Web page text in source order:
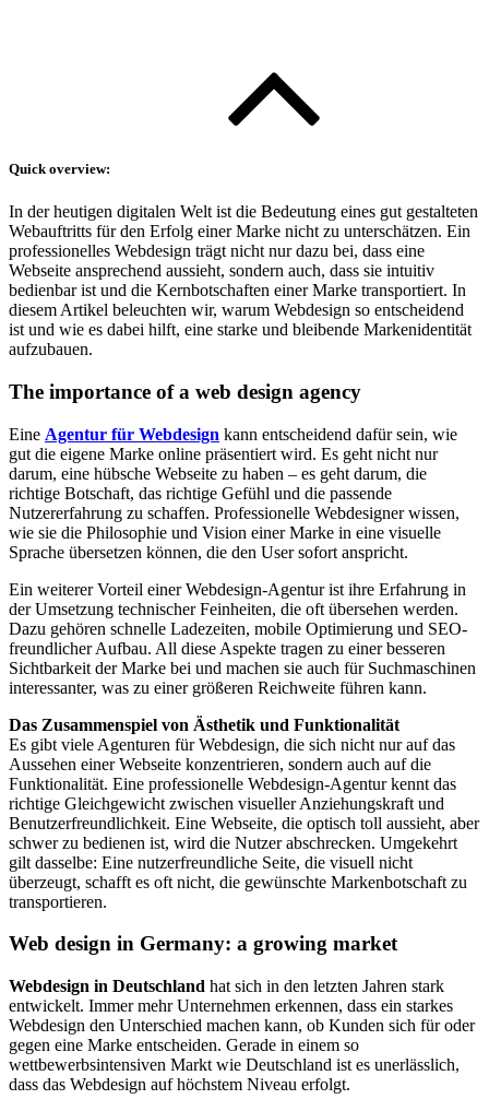
Quick overview:
In der heutigen digitalen Welt ist die Bedeutung eines gut gestalteten
Webauftritts für den Erfolg einer Marke nicht zu unterschätzen. Ein
professionelles Webdesign trägt nicht nur dazu bei, dass eine
Webseite ansprechend aussieht, sondern auch, dass sie intuitiv
bedienbar ist und die Kernbotschaften einer Marke transportiert. In
diesem Artikel beleuchten wir, warum Webdesign so entscheidend
ist und wie es dabei hilft, eine starke und bleibende Markenidentität
aufzubauen.
The importance of a web design agency
Eine Agentur für Webdesign kann entscheidend dafür sein, wie
gut die eigene Marke online präsentiert wird. Es geht nicht nur
darum, eine hübsche Webseite zu haben – es geht darum, die
richtige Botschaft, das richtige Gefühl und die passende
Nutzererfahrung zu schaffen. Professionelle Webdesigner wissen,
wie sie die Philosophie und Vision einer Marke in eine visuelle
Sprache übersetzen können, die den User sofort anspricht.
Ein weiterer Vorteil einer Webdesign-Agentur ist ihre Erfahrung in
der Umsetzung technischer Feinheiten, die oft übersehen werden.
Dazu gehören schnelle Ladezeiten, mobile Optimierung und SEO-
freundlicher Aufbau. All diese Aspekte tragen zu einer besseren
Sichtbarkeit der Marke bei und machen sie auch für Suchmaschinen
interessanter, was zu einer größeren Reichweite führen kann.
Das Zusammenspiel von Ästhetik und Funktionalität
Es gibt viele Agenturen für Webdesign, die sich nicht nur auf das
Aussehen einer Webseite konzentrieren, sondern auch auf die
Funktionalität. Eine professionelle Webdesign-Agentur kennt das
richtige Gleichgewicht zwischen visueller Anziehungskraft und
Benutzerfreundlichkeit. Eine Webseite, die optisch toll aussieht, aber
schwer zu bedienen ist, wird die Nutzer abschrecken. Umgekehrt
gilt dasselbe: Eine nutzerfreundliche Seite, die visuell nicht
überzeugt, schafft es oft nicht, die gewünschte Markenbotschaft zu
transportieren.
Web design in Germany: a growing market
Webdesign in Deutschland hat sich in den letzten Jahren stark
entwickelt. Immer mehr Unternehmen erkennen, dass ein starkes
Webdesign den Unterschied machen kann, ob Kunden sich für oder
gegen eine Marke entscheiden. Gerade in einem so
wettbewerbsintensiven Markt wie Deutschland ist es unerlässlich,
dass das Webdesign auf höchstem Niveau erfolgt.